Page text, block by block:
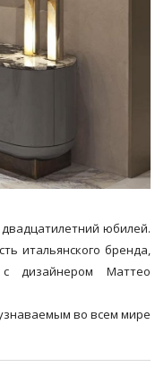
юбилей.
итальянского бренда,
дизайнером Маттео
во всем мире